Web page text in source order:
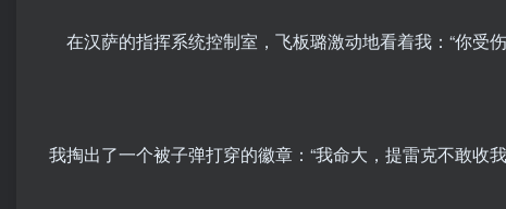
在汉萨的指挥系统控制室，飞板璐激动地看着我：“你受
我掏出了一个被子弹打穿的徽章：“我命大，提雷克不敢收